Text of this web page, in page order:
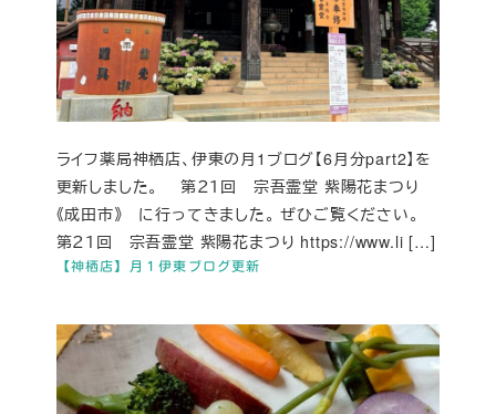
【神栖店】月１伊東ブログ更新
ライフ薬局神栖店、伊東の月1ブログ【6月分part2】を
更新しました。 第２１回 宗吾霊堂 紫陽花まつり
《成田市》 に行ってきました。 ぜひご覧ください。
第２１回 宗吾霊堂 紫陽花まつり https://www.li […]